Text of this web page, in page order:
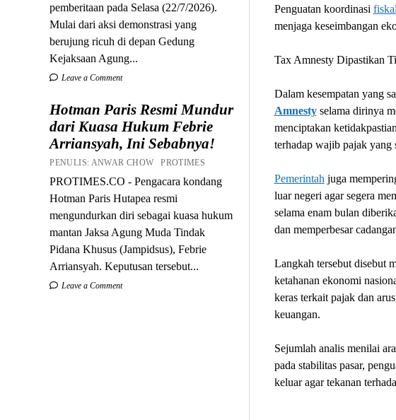
pemberitaan pada Selasa (22/7/2026).
Mulai dari aksi demonstrasi yang
berujung ricuh di depan Gedung
Kejaksaan Agung...
Leave a Comment
Hotman Paris Resmi Mundur
dari Kuasa Hukum Febrie
Arriansyah, Ini Sebabnya!
PENULIS: ANWAR CHOW PROTIMES
PROTIMES.CO - Pengacara kondang
Hotman Paris Hutapea resmi
mengundurkan diri sebagai kuasa hukum
mantan Jaksa Agung Muda Tindak
Pidana Khusus (Jampidsus), Febrie
Arriansyah. Keputusan tersebut...
Leave a Comment
Penguatan koordinasi fiskal
menjaga keseimbangan
Tax Amnesty Dipastikan
Dalam kesempatan yang
Amnestyselama dirinya
menciptakan
terhadap wajib pajak yang
Pemerintah juga
luar negeri agar segera
selama enam bulan
dan memperbesar
Langkah tersebut disebut
ketahanan ekonomi
keras terkait pajak dan
keuangan.
Sejumlah analis menilai
pada stabilitas pasar,
keluar agar tekanan